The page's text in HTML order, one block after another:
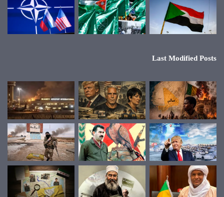
Last Modified Posts